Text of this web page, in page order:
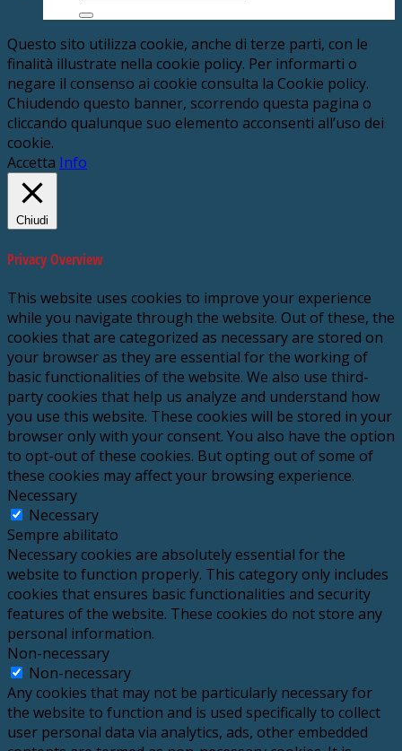
Questo sito utilizza cookie, anche di terze parti, con le
finalità illustrate nella cookie policy. Per informarti o
negare il consenso ai cookie consulta la Cookie policy.
Chiudendo questo banner, scorrendo questa pagina o
cliccando qualunque suo elemento acconsenti all’uso dei
cookie.
Accetta Info
Chiudi
Privacy Overview
This website uses cookies to improve your experience
while you navigate through the website. Out of these, the
cookies that are categorized as necessary are stored on
your browser as they are essential for the working of
basic functionalities of the website. We also use third-
party cookies that help us analyze and understand how
you use this website. These cookies will be stored in your
browser only with your consent. You also have the option
to opt-out of these cookies. But opting out of some of
these cookies may affect your browsing experience.
Necessary
Necessary
Sempre abilitato
Necessary cookies are absolutely essential for the
website to function properly. This category only includes
cookies that ensures basic functionalities and security
features of the website. These cookies do not store any
personal information.
Non-necessary
Non-necessary
Any cookies that may not be particularly necessary for
the website to function and is used specifically to collect
user personal data via analytics, ads, other embedded